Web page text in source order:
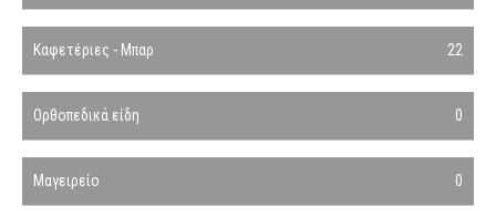
Καφετέριες - Μπαρ 22
Ορθοπεδικά είδη 0
Μαγειρείο 0